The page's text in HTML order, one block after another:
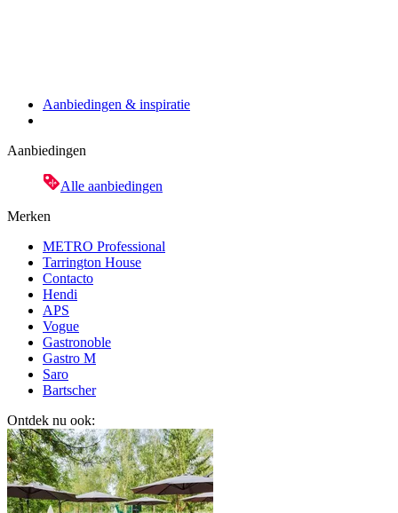
Aanbiedingen & inspiratie
Aanbiedingen
Alle aanbiedingen
Merken
METRO Professional
Tarrington House
Contacto
Hendi
APS
Vogue
Gastronoble
Gastro M
Saro
Bartscher
Ontdek nu ook: